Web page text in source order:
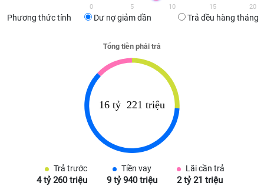
0 5 10 15 20
Phương thức tính Dư nợ giảm dần Trả đều hàng tháng
Trả trước
4 tỷ 260 triệu
Tiền vay
9 tỷ 940 triệu
Lãi cần trả
2 tỷ 21 triệu